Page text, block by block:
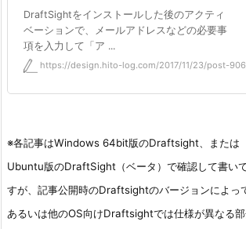
DraftSightをインストールした後のアクティ
ベーションで、メールアドレスなどの必要事
項を入力して「ア ...
https://design.hito-log.com/2017/11/23/post-
※各記事はWindows 64bit版のDraftsight、または
Ubuntu版のDraftSight（ベータ）で確認して書い
すが、記事公開時のDraftsightのバージョンによっ
あるいは他のOS向けDraftsightでは仕様が異なる